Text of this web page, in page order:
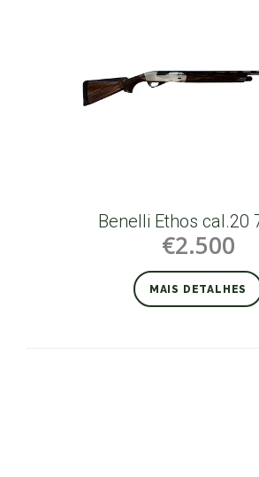
Benelli Ethos cal.20
€2.500
MAIS DETALHES